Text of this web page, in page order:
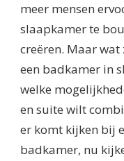
meer mensen
slaapkamer te
creëren. Maar wat
een badkamer in
welke
en suite wilt
er komt kijken bij
badkamer, nu